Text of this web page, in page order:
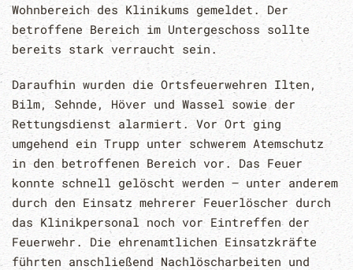
Wohnbereich des Klinikums gemeldet. Der
betroffene Bereich im Untergeschoss sollte
bereits stark verraucht sein.
Daraufhin wurden die Ortsfeuerwehren Ilten,
Bilm, Sehnde, Höver und Wassel sowie der
Rettungsdienst alarmiert. Vor Ort ging
umgehend ein Trupp unter schwerem Atemschutz
in den betroffenen Bereich vor. Das Feuer
konnte schnell gelöscht werden – unter anderem
durch den Einsatz mehrerer Feuerlöscher durch
das Klinikpersonal noch vor Eintreffen der
Feuerwehr. Die ehrenamtlichen Einsatzkräfte
führten anschließend Nachlöscharbeiten und